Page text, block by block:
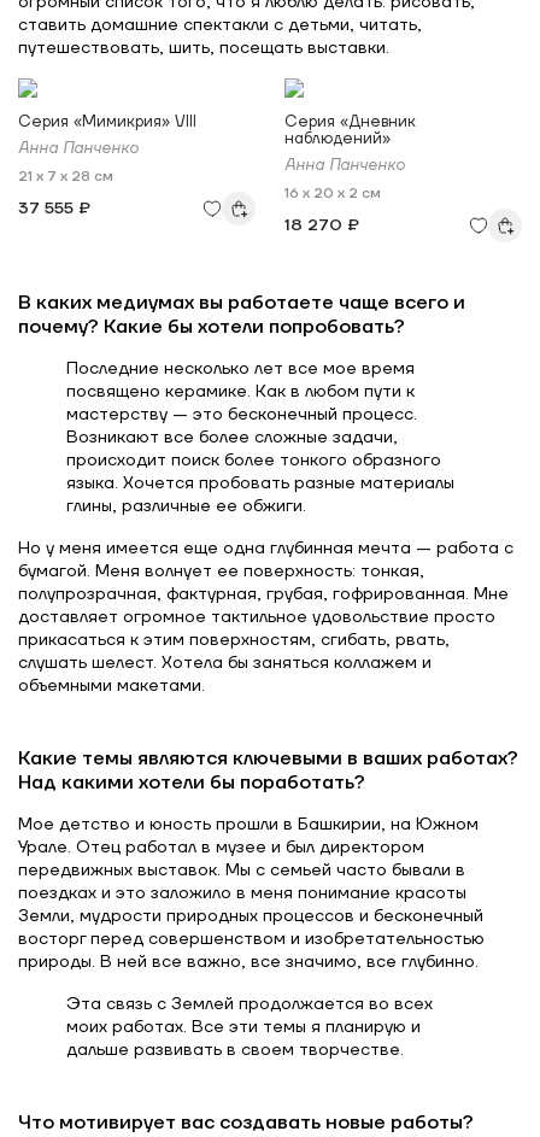
ставить домашние спектакли с детьми, читать,
путешествовать, шить, посещать выставки.
Серия «Мимикрия» VIII
Анна Панченко
21 x 7 x 28 см
37 555 ₽
Серия «Дневник
наблюдений»
Анна Панченко
16 x 20 x 2 см
18 270 ₽
В каких медиумах вы работаете чаще всего и
почему? Какие бы хотели попробовать?
Последние несколько лет все мое время
посвящено керамике. Как в любом пути к
мастерству — это бесконечный процесс.
Возникают все более сложные задачи,
происходит поиск более тонкого образного
языка. Хочется пробовать разные материалы
глины, различные ее обжиги.
Но у меня имеется еще одна глубинная мечта — работа с
бумагой. Меня волнует ее поверхность: тонкая,
полупрозрачная, фактурная, грубая, гофрированная. Мне
доставляет огромное тактильное удовольствие просто
прикасаться к этим поверхностям, сгибать, рвать,
слушать шелест. Хотела бы заняться коллажем и
объемными макетами.
Какие темы являются ключевыми в ваших работах?
Над какими хотели бы поработать?
Мое детство и юность прошли в Башкирии, на Южном
Урале. Отец работал в музее и был директором
передвижных выставок. Мы с семьей часто бывали в
поездках и это заложило в меня понимание красоты
Земли, мудрости природных процессов и бесконечный
восторг перед совершенством и изобретательностью
природы. В ней все важно, все значимо, все глубинно.
Эта связь с Землей продолжается во всех
моих работах. Все эти темы я планирую и
дальше развивать в своем творчестве.
Что мотивирует вас создавать новые работы?